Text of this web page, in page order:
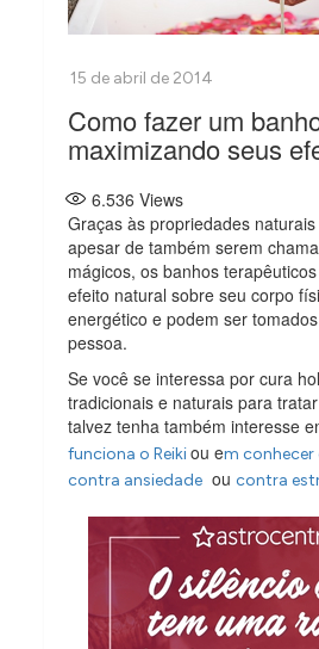
Como fazer um
maximizando seus
6.536 Views
Graças às propriedades
apesar de também serem
mágicos, os banhos
efeito natural sobre seu corpo
energético e podem ser
pessoa.
Se você se interessa por cura
tradicionais e naturais para
talvez tenha também interesse
funciona o Reikiou em conhecer
contra ansiedade oucontra